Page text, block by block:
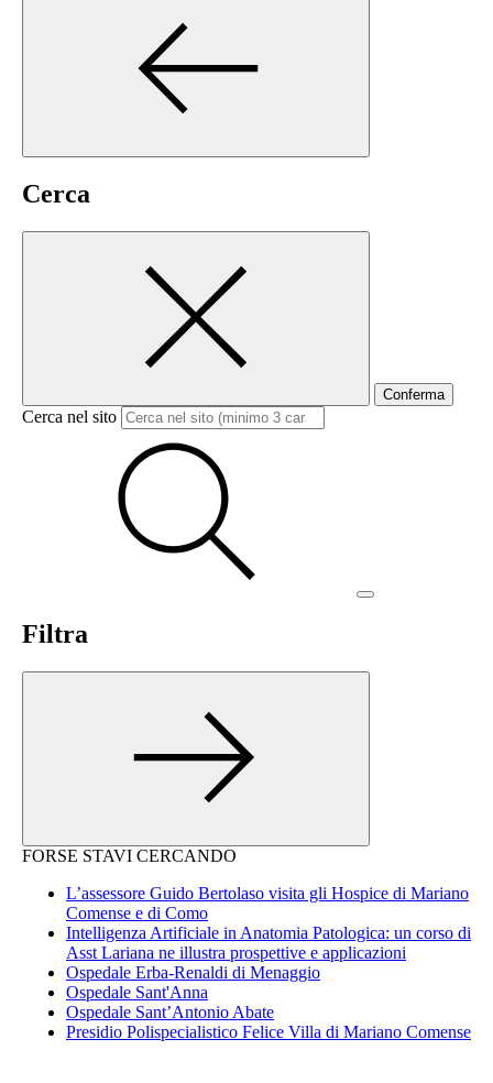
Cerca
Conferma
Cerca nel sito
Filtra
FORSE STAVI CERCANDO
L’assessore Guido Bertolaso visita gli Hospice di Mariano
Comense e di Como
Intelligenza Artificiale in Anatomia Patologica: un corso di
Asst Lariana ne illustra prospettive e applicazioni
Ospedale Erba-Renaldi di Menaggio
Ospedale Sant'Anna
Ospedale Sant’Antonio Abate
Presidio Polispecialistico Felice Villa di Mariano Comense